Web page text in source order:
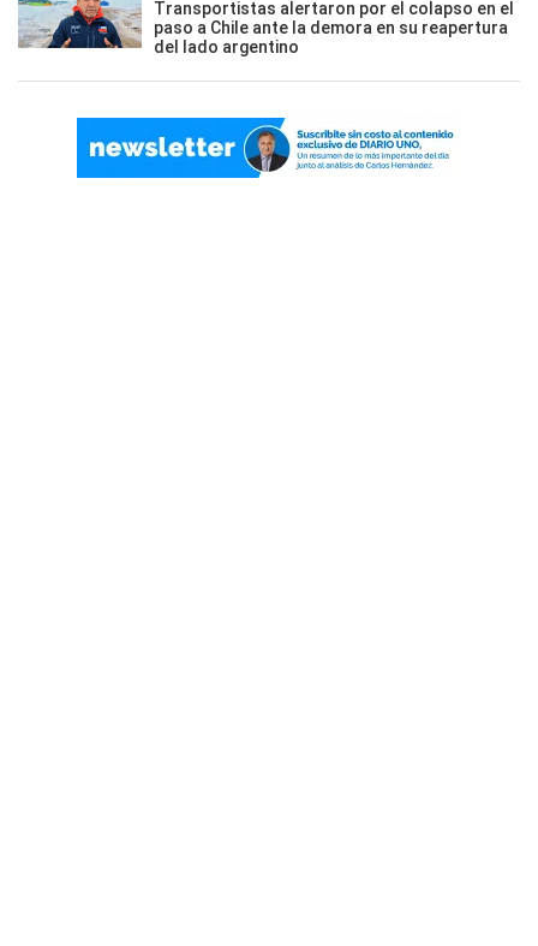
Transportistas alertaron por el colapso en el
paso a Chile ante la demora en su reapertura
del lado argentino